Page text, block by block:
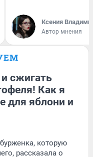
Ксения
Автор мнения
сжигать
Как я
для яблони и
которую
рассказала о